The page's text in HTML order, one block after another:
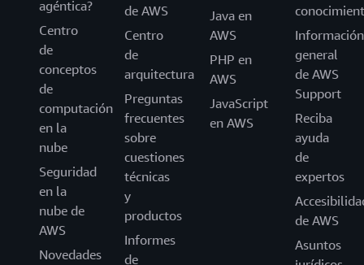
agéntica?
Centro
de
conceptos
de
computación
en la
nube
Seguridad
en la
nube de
AWS
Novedades
de AWS
Centro
de
arquitectura
Preguntas
frecuentes
sobre
cuestiones
técnicas
y
productos
Informes
de
Java en
AWS
PHP en
AWS
JavaScript
en AWS
Información
general
de AWS
Support
Reciba
ayuda
de
expertos
de AWS
Asuntos